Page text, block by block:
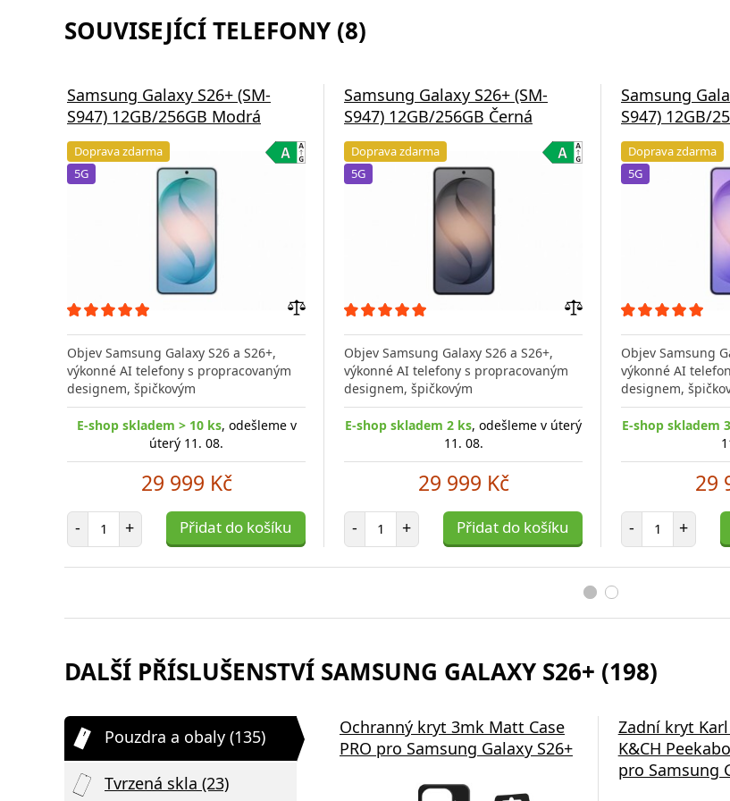
SOUVISEJÍCÍ TELEFONY (8)
Samsung Galaxy S26+ (SM-
S947) 12GB/256GB Modrá
Doprava zdarma
5G
porovnání
Objev Samsung Galaxy S26 a S26+,
výkonné AI telefony s propracovaným
designem, špičkovým
E-shop skladem > 10 ks, odešleme v
úterý 11. 08.
29 999 Kč
- Počet položek
+ Přidat do košíku
Samsung Galaxy S26+ (SM-
S947) 12GB/256GB Černá
Doprava zdarma
5G
porovnání
Objev Samsung Galaxy S26 a S26+,
výkonné AI telefony s propracovaným
designem, špičkovým
E-shop skladem 2 ks, odešleme v úterý
11. 08.
29 999 Kč
- Počet položek
+ Přidat do košíku
Samsung
S947) 12GB/
Doprava zdarma
5G
Objev Samsung
výkonné AI
designem,
E-shop skladem
29
- Počet
+
DALŠÍ PŘÍSLUŠENSTVÍ SAMSUNG GALAXY S26+ (198)
Pouzdra a obaly (135)
Tvrzená skla (23)
Ochranný kryt 3mk Matt Case
PRO pro Samsung Galaxy S26+
Zadní kryt
K&CH
pro Samsung